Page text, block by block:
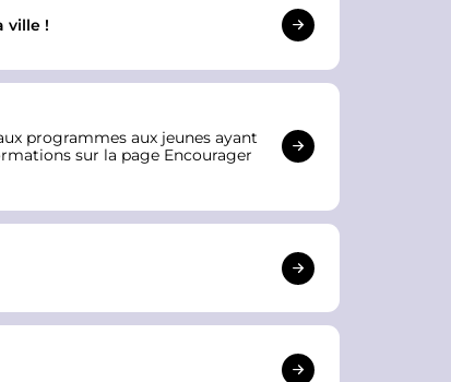
ville !
programmes aux jeunes ayant
sur la page Encourager